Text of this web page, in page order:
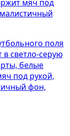
поля
в светло-серую
белые
под рукой,
фон,